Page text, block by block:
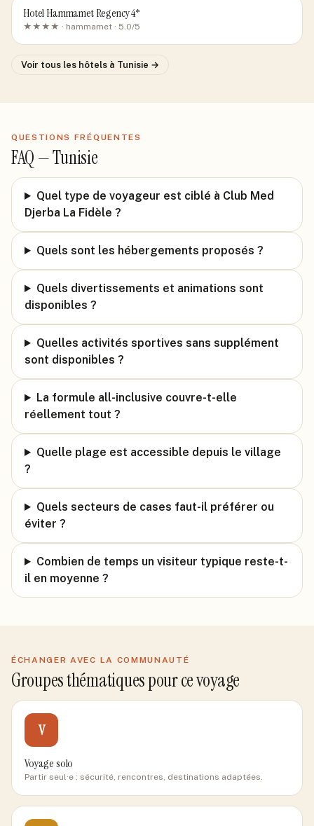
Hotel Hammamet Regency 4*
★★★★ · hammamet · 5.0/5
Voir tous les hôtels à Tunisie →
QUESTIONS FRÉQUENTES
FAQ —Tunisie
Quel type de voyageur est ciblé à Club Med
Djerba La Fidèle ?
Quels sont les hébergements proposés ?
Quels divertissements et animations sont
disponibles ?
Quelles activités sportives sans supplément
sont disponibles ?
La formule all-inclusive couvre-t-elle
réellement tout ?
Quelle plage est accessible depuis le village
?
Quels secteurs de cases faut-il préférer ou
éviter ?
Combien de temps un visiteur typique reste-t-
il en moyenne ?
ÉCHANGER AVEC LA COMMUNAUTÉ
Groupes thématiques pour ce voyage
V
Voyage solo
Partir seul·e : sécurité, rencontres, destinations adaptées.